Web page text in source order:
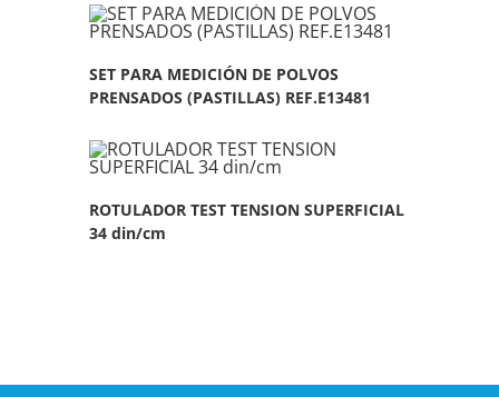
SET PARA MEDICIÓN DE POLVOS
PRENSADOS (PASTILLAS) REF.E13481
ROTULADOR TEST TENSION SUPERFICIAL
34 din/cm